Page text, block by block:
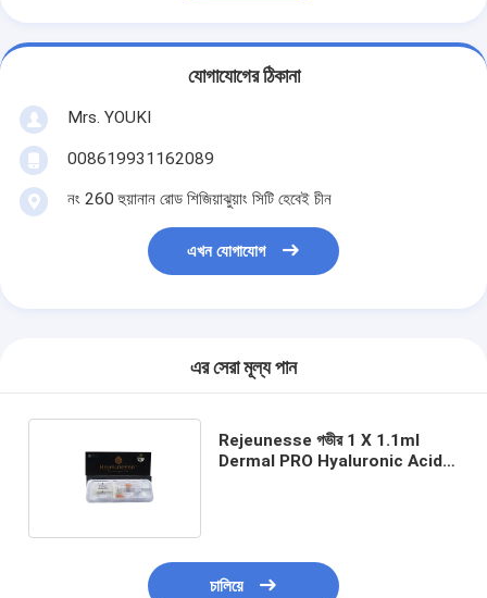
যোগাযোগের ঠিকানা
Mrs. YOUKI
008619931162089
নং 260 হুয়ানান রোড শিজিয়াঝুয়াং সিটি হেবেই চীন
এখন যোগাযোগ
এর সেরা মূল্য পান
Rejeunesse গভীর 1 X 1.1ml
Dermal PRO Hyaluronic Acid
চালিয়ে